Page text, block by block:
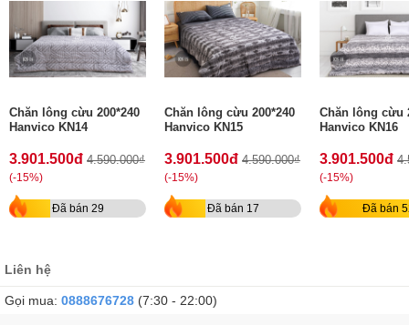
Chăn lông cừu 200*240
Hanvico KN14
3.901.500đ 4.590.000₫
(-15%)
Đã bán 29
Chăn lông cừu 200*240
Hanvico KN15
3.901.500đ 4.590.000₫
(-15%)
Đã bán 17
Chăn lông cừu
Hanvico KN16
3.901.500đ
(-15%)
Đã bán
Liên hệ
Gọi mua: 0888676728 (7:30 - 22:00)